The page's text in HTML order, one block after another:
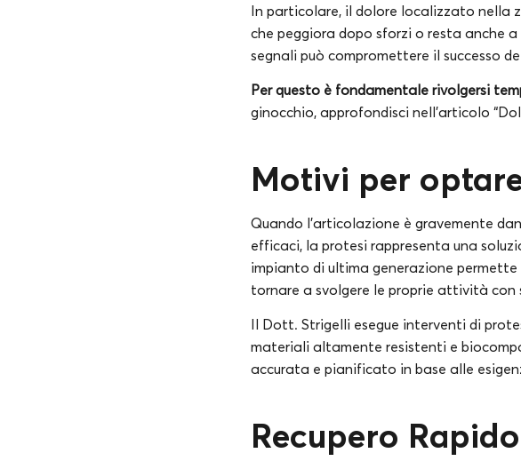
In particolare, il dolore localizzato nella
che peggiora dopo sforzi o resta anche
segnali può compromettere il successo
Per questo è fondamentale rivolgersi
ginocchio, approfondisci nell’articolo
Motivi per
Quando l’articolazione è gravemente
efficaci, la protesi rappresenta una
impianto di ultima generazione
tornare a svolgere le proprie attività con
Il Dott. Strigelli esegue interventi di
materiali altamente resistenti e
accurata e pianificato in base alle
Recupero